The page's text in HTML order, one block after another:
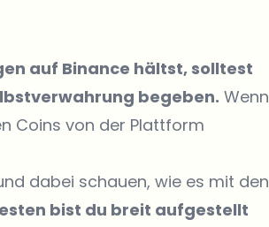
auf Binance hältst, solltest
begeben. Wenn
Coins von der Plattform
dabei schauen, wie es mit den
bist du breit aufgestellt